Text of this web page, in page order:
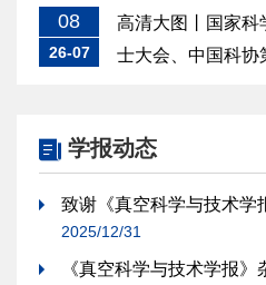
08
26-07
高清大图丨国家科
士大会、中国科协
学报动态
致谢《真空科学与技术学
2025/12/31
《真空科学与技术学报